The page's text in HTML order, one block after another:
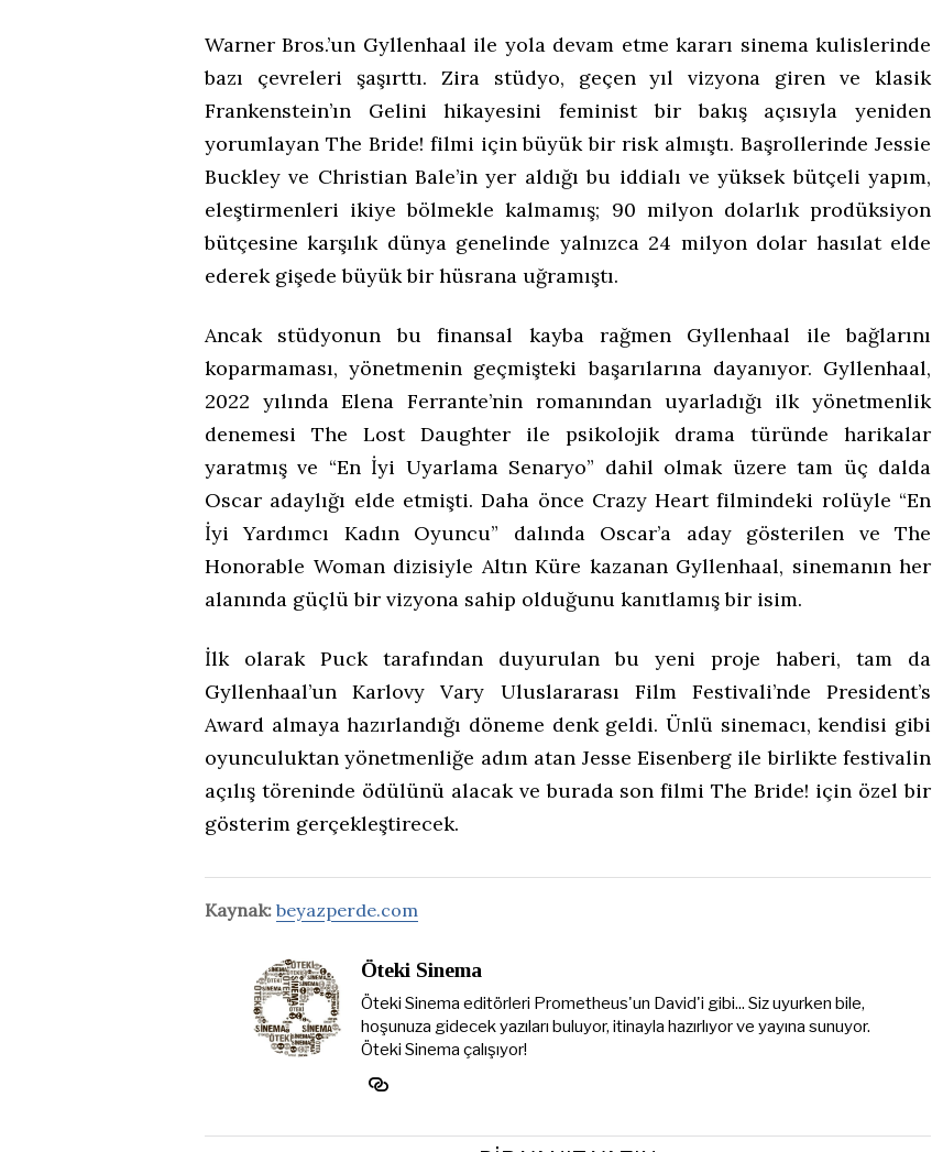
Warner Bros.’un Gyllenhaal ile yola devam etme kararı sinema kulislerinde
bazı çevreleri şaşırttı. Zira stüdyo, geçen yıl vizyona giren ve klasik
Frankenstein’ın Gelini hikayesini feminist bir bakış açısıyla yeniden
yorumlayan The Bride! filmi için büyük bir risk almıştı. Başrollerinde Jessie
Buckley ve Christian Bale’in yer aldığı bu iddialı ve yüksek bütçeli yapım,
eleştirmenleri ikiye bölmekle kalmamış; 90 milyon dolarlık prodüksiyon
bütçesine karşılık dünya genelinde yalnızca 24 milyon dolar hasılat elde
ederek gişede büyük bir hüsrana uğramıştı.
Ancak stüdyonun bu finansal kayba rağmen Gyllenhaal ile bağlarını
koparmaması, yönetmenin geçmişteki başarılarına dayanıyor. Gyllenhaal,
2022 yılında Elena Ferrante’nin romanından uyarladığı ilk yönetmenlik
denemesi The Lost Daughter ile psikolojik drama türünde harikalar
yaratmış ve “En İyi Uyarlama Senaryo” dahil olmak üzere tam üç dalda
Oscar adaylığı elde etmişti. Daha önce Crazy Heart filmindeki rolüyle “En
İyi Yardımcı Kadın Oyuncu” dalında Oscar’a aday gösterilen ve The
Honorable Woman dizisiyle Altın Küre kazanan Gyllenhaal, sinemanın her
alanında güçlü bir vizyona sahip olduğunu kanıtlamış bir isim.
İlk olarak Puck tarafından duyurulan bu yeni proje haberi, tam da
Gyllenhaal’un Karlovy Vary Uluslararası Film Festivali’nde President’s
Award almaya hazırlandığı döneme denk geldi. Ünlü sinemacı, kendisi gibi
oyunculuktan yönetmenliğe adım atan Jesse Eisenberg ile birlikte festivalin
açılış töreninde ödülünü alacak ve burada son filmi The Bride! için özel bir
gösterim gerçekleştirecek.
Kaynak: beyazperde.com
Öteki Sinema
Öteki Sinema editörleri Prometheus'un David'i gibi... Siz uyurken bile,
hoşunuza gidecek yazıları buluyor, itinayla hazırlıyor ve yayına sunuyor.
Öteki Sinema çalışıyor!